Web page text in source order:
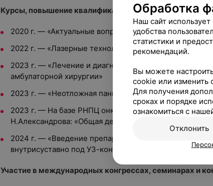
Курсы, повышение квалификации:
2020 г. — «Актуальные вопросы неотложной
2022 г. — «Лазерные технологии в хирургии»
2023 г. — «Лечение и диагностика хирургических
амбулаторной хирургии»
2023 г. — «Неотложная панкреатология»
2023 г. — На базе РНПЦ онкологии и медицинской
Н.Александрова: «Общая дермоскопия»
2024 г. — «Введение препаратов гиалуроновой
внутрисуставно под УЗ-контролем»
Участие в международных конгрессах, семинарах и
Обработка
Наш сайт
удобства
статистики и
рекомендаций.
Вы можете
cookie или изменить
Для получения
сроках и порядке
ознакомиться с
Отклонить